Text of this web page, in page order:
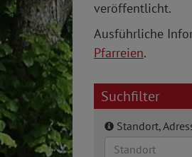
veröffentlicht.
Ausführliche
Pfarreien.
Suchfilter
Standort,